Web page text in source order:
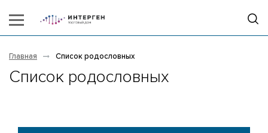
Главная Список родословных
Список родословных